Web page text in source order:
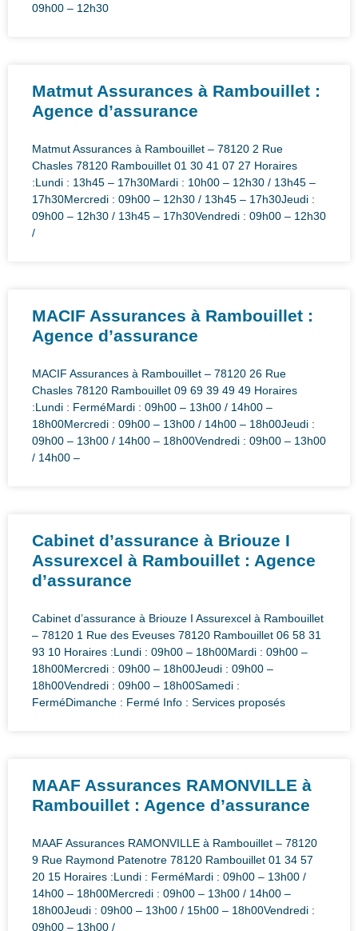
09h00 – 12h30
Matmut Assurances à Rambouillet :
Agence d’assurance
Matmut Assurances à Rambouillet – 78120 2 Rue
Chasles 78120 Rambouillet 01 30 41 07 27 Horaires
:Lundi : 13h45 – 17h30Mardi : 10h00 – 12h30 / 13h45 –
17h30Mercredi : 09h00 – 12h30 / 13h45 – 17h30Jeudi :
09h00 – 12h30 / 13h45 – 17h30Vendredi : 09h00 – 12h30
/
MACIF Assurances à Rambouillet :
Agence d’assurance
MACIF Assurances à Rambouillet – 78120 26 Rue
Chasles 78120 Rambouillet 09 69 39 49 49 Horaires
:Lundi : FerméMardi : 09h00 – 13h00 / 14h00 –
18h00Mercredi : 09h00 – 13h00 / 14h00 – 18h00Jeudi :
09h00 – 13h00 / 14h00 – 18h00Vendredi : 09h00 – 13h00
/ 14h00 –
Cabinet d’assurance à Briouze I
Assurexcel à Rambouillet : Agence
d’assurance
Cabinet d’assurance à Briouze I Assurexcel à Rambouillet
– 78120 1 Rue des Eveuses 78120 Rambouillet 06 58 31
93 10 Horaires :Lundi : 09h00 – 18h00Mardi : 09h00 –
18h00Mercredi : 09h00 – 18h00Jeudi : 09h00 –
18h00Vendredi : 09h00 – 18h00Samedi :
FerméDimanche : Fermé Info : Services proposés
MAAF Assurances RAMONVILLE à
Rambouillet : Agence d’assurance
MAAF Assurances RAMONVILLE à Rambouillet – 78120
9 Rue Raymond Patenotre 78120 Rambouillet 01 34 57
20 15 Horaires :Lundi : FerméMardi : 09h00 – 13h00 /
14h00 – 18h00Mercredi : 09h00 – 13h00 / 14h00 –
18h00Jeudi : 09h00 – 13h00 / 15h00 – 18h00Vendredi :
09h00 – 13h00 /